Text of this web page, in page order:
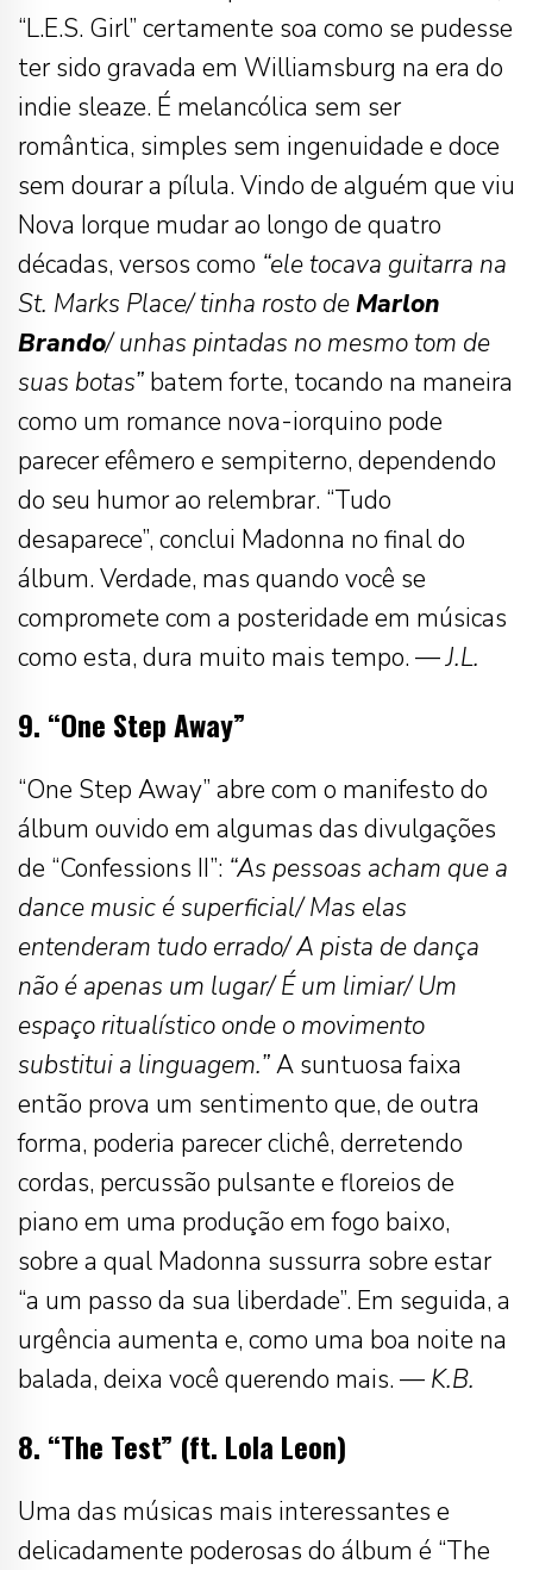
“L.E.S. Girl” certamente soa como se pudesse
ter sido gravada em Williamsburg na era do
indie sleaze. É melancólica sem ser
romântica, simples sem ingenuidade e doce
sem dourar a pílula. Vindo de alguém que viu
Nova Iorque mudar ao longo de quatro
décadas, versos como “ele tocava guitarra na
St. Marks Place/ tinha rosto deMarlon
Brando/ unhas pintadas no mesmo tom de
suas botas” batem forte, tocando na maneira
como um romance nova-iorquino pode
parecer efêmero e sempiterno, dependendo
do seu humor ao relembrar. “Tudo
desaparece”, conclui Madonna no final do
álbum. Verdade, mas quando você se
compromete com a posteridade em músicas
como esta, dura muito mais tempo. —J.L.
9. “One Step Away”
“One Step Away” abre com o manifesto do
álbum ouvido em algumas das divulgações
de “Confessions II”: “As pessoas acham que a
dance music é superficial/ Mas elas
entenderam tudo errado/ A pista de dança
não é apenas um lugar/ É um limiar/ Um
espaço ritualístico onde o movimento
substitui a linguagem.”A suntuosa faixa
então prova um sentimento que, de outra
forma, poderia parecer clichê, derretendo
cordas, percussão pulsante e floreios de
piano em uma produção em fogo baixo,
sobre a qual Madonna sussurra sobre estar
“a um passo da sua liberdade”. Em seguida, a
urgência aumenta e, como uma boa noite na
balada, deixa você querendo mais. — K.B.
8. “The Test” (ft. Lola Leon)
Uma das músicas mais interessantes e
delicadamente poderosas do álbum é “The